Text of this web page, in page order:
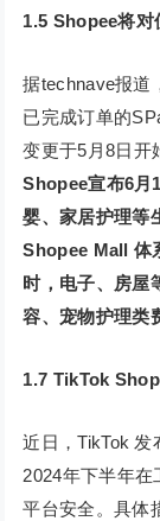
1.5 Shopee将对
据technave报道
已完成订单的
变更于5月8日开
Shopee宣布6月
婴、家居护理等
Shopee Mall 体
时，电子、房屋
容、宠物护理类
1.7 TikTok
近日，TikTok 发
2024年下半年在
平台安全。具体